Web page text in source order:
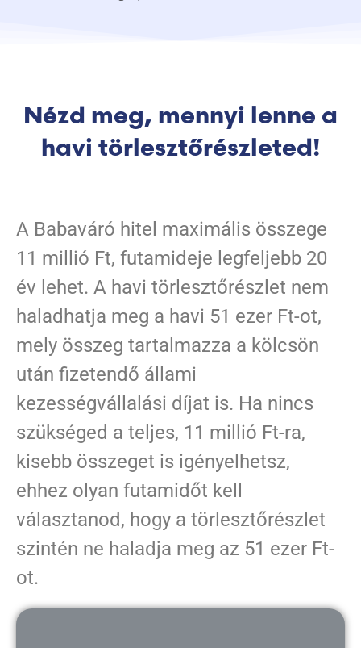
Nézd meg, mennyi lenne a
havi törlesztőrészleted!
A Babaváró hitel maximális összege
11 millió Ft, futamideje legfeljebb 20
év lehet. A havi törlesztőrészlet nem
haladhatja meg a havi 51 ezer Ft-ot,
mely összeg tartalmazza a kölcsön
után fizetendő állami
kezességvállalási díjat is. Ha nincs
szükséged a teljes, 11 millió Ft-ra,
kisebb összeget is igényelhetsz,
ehhez olyan futamidőt kell
választanod, hogy a törlesztőrészlet
szintén ne haladja meg az 51 ezer Ft-
ot.